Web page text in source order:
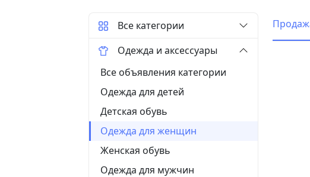
Все категории
Одежда и аксессуары
Все объявления категории
Одежда для детей
Детская обувь
Одежда для женщин
Женская обувь
Одежда для мужчин